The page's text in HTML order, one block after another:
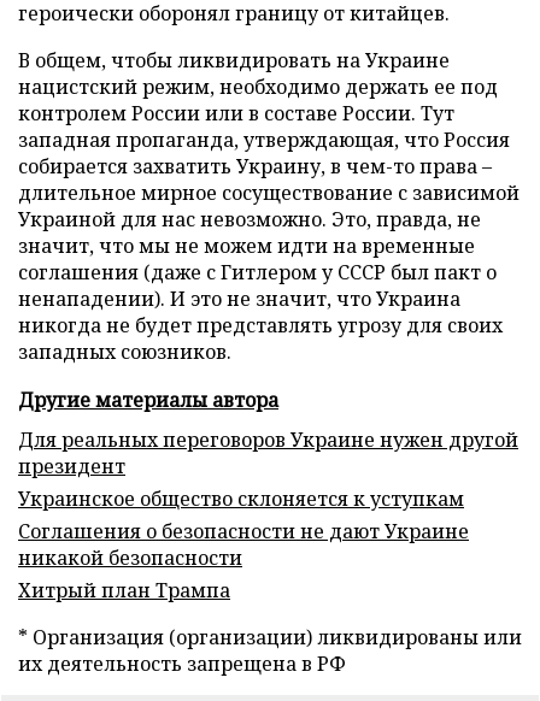
героически оборонял границу от китайцев.
В общем, чтобы ликвидировать на Украине
нацистский режим, необходимо держать ее под
контролем России или в составе России. Тут
западная пропаганда, утверждающая, что Россия
собирается захватить Украину, в чем-то права –
длительное мирное сосуществование с зависимой
Украиной для нас невозможно. Это, правда, не
значит, что мы не можем идти на временные
соглашения (даже с Гитлером у СССР был пакт о
ненападении). И это не значит, что Украина
никогда не будет представлять угрозу для своих
западных союзников.
Другие материалы автора
Для реальных переговоров Украине нужен другой
президент
Украинское общество склоняется к уступкам
Соглашения о безопасности не дают Украине
никакой безопасности
Хитрый план Трампа
* Организация (организации) ликвидированы или
их деятельность запрещена в РФ